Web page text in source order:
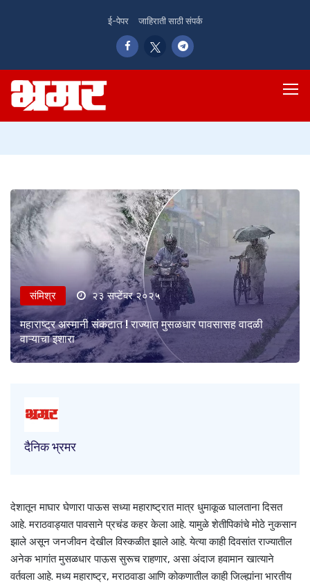
ई-पेपर जाहिराती साठी संपर्क
संमिश्र २३ सप्टेंबर २०२५
महाराष्ट्र अस्मानी संकटात ! राज्यात मुसळधार पावसासह वादळी
वाऱ्याचा इशारा
दैनिक भ्रमर
देशातून माघार घेणारा पाऊस सध्या महाराष्ट्रात मात्र धुमाकूळ घालताना दिसत
आहे. मराठवाड्यात पावसाने प्रचंड कहर केला आहे. यामुळे शेतीपिकांचे मोठे नुकसान
झाले असून जनजीवन देखील विस्कळीत झाले आहे. येत्या काही दिवसांत राज्यातील
अनेक भागांत मुसळधार पाऊस सुरूच राहणार, असा अंदाज हवामान खात्याने
वर्तवला आहे. मध्य महाराष्ट्र, मराठवाडा आणि कोकणातील काही जिल्ह्यांना भारतीय